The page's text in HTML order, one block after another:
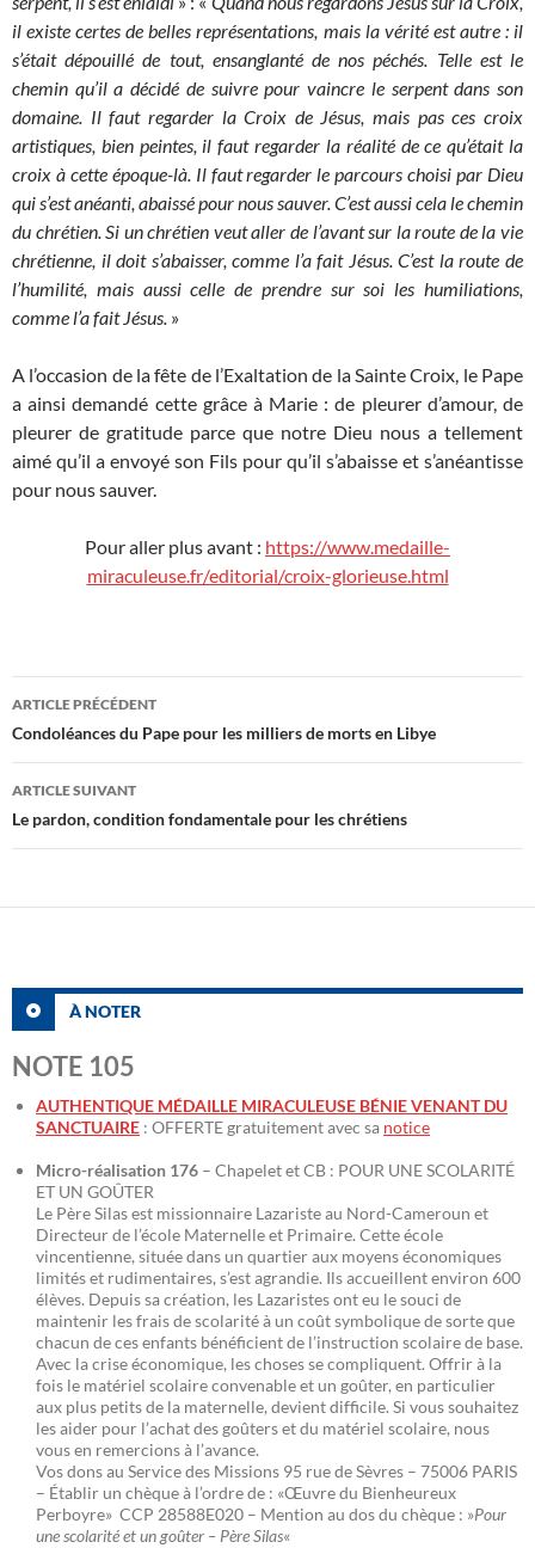
il existe certes de belles représentations, mais la vérité est autre : il
s’était dépouillé de tout, ensanglanté de nos péchés. Telle est le
chemin qu’il a décidé de suivre pour vaincre le serpent dans son
domaine. Il faut regarder la Croix de Jésus, mais pas ces croix
artistiques, bien peintes, il faut regarder la réalité de ce qu’était la
croix à cette époque-là. Il faut regarder le parcours choisi par Dieu
qui s’est anéanti, abaissé pour nous sauver. C’est aussi cela le chemin
du chrétien. Si un chrétien veut aller de l’avant sur la route de la vie
chrétienne, il doit s’abaisser, comme l’a fait Jésus. C’est la route de
l’humilité, mais aussi celle de prendre sur soi les humiliations,
comme l’a fait Jésus. »
A l’occasion de la fête de l’Exaltation de la Sainte Croix, le Pape
a ainsi demandé cette grâce à Marie : de pleurer d’amour, de
pleurer de gratitude parce que notre Dieu nous a tellement
aimé qu’il a envoyé son Fils pour qu’il s’abaisse et s’anéantisse
pour nous sauver.
Pour aller plus avant : https://www.medaille-
miraculeuse.fr/editorial/croix-glorieuse.html
Navigation
des
articles
ARTICLE PRÉCÉDENT
Condoléances du Pape pour les milliers de morts en Libye
ARTICLE SUIVANT
Le pardon, condition fondamentale pour les chrétiens
À NOTER
NOTE 105
AUTHENTIQUE MÉDAILLE MIRACULEUSE BÉNIE VENANT DU
SANCTUAIRE : OFFERTE gratuitement avec sa notice
Micro-réalisation 176 – Chapelet et CB : POUR UNE SCOLARITÉ
ET UN GOÛTER
Le Père Silas est missionnaire Lazariste au Nord-Cameroun et
Directeur de l’école Maternelle et Primaire. Cette école
vincentienne, située dans un quartier aux moyens économiques
limités et rudimentaires, s’est agrandie. Ils accueillent environ 600
élèves. Depuis sa création, les Lazaristes ont eu le souci de
maintenir les frais de scolarité à un coût symbolique de sorte que
chacun de ces enfants bénéficient de l’instruction scolaire de base.
Avec la crise économique, les choses se compliquent. Offrir à la
fois le matériel scolaire convenable et un goûter, en particulier
aux plus petits de la maternelle, devient difficile. Si vous souhaitez
les aider pour l’achat des goûters et du matériel scolaire, nous
vous en remercions à l’avance.
Vos dons au Service des Missions 95 rue de Sèvres – 75006 PARIS
– Établir un chèque à l’ordre de : «Œuvre du Bienheureux
Perboyre» CCP 28588E020 – Mention au dos du chèque : »Pour
une scolarité et un goûter – Père Silas«